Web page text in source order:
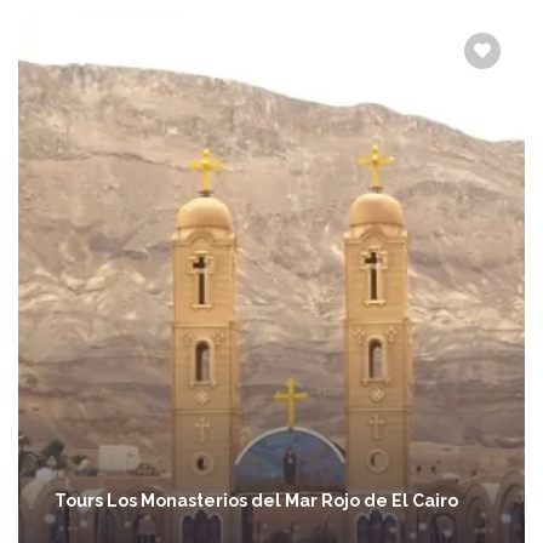
Tours Los Monasterios del Mar Rojo de El Cairo